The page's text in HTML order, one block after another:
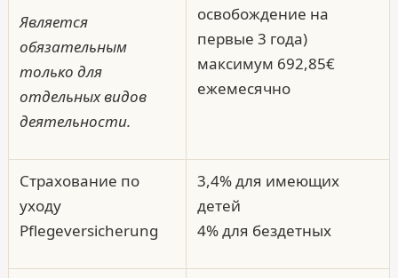
Является
обязательным
только для
отдельных видов
деятельности.
освобождение на
первые 3 года)
максимум 692,85€
ежемесячно
Страхование по
уходу
Pflegeversicherung
3,4% для имеющих
детей
4% для бездетных